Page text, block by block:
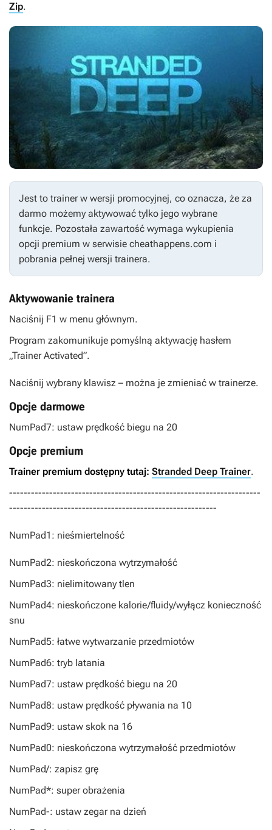
Zip.
Jest to trainer w wersji promocyjnej, co oznacza, że za
darmo możemy aktywować tylko jego wybrane
funkcje. Pozostała zawartość wymaga wykupienia
opcji premium w serwisie cheathappens.com i
pobrania pełnej wersji trainera.
Aktywowanie trainera
Naciśnij F1 w menu głównym.
Program zakomunikuje pomyślną aktywację hasłem
„Trainer Activated”.
Naciśnij wybrany klawisz – można je zmieniać w trainerze.
Opcje darmowe
NumPad7: ustaw prędkość biegu na 20
Opcje premium
Trainer premium dostępny tutaj: Stranded Deep Trainer.
---------------------------------------------------------------------
---------------------------------------------------------
NumPad1: nieśmiertelność
NumPad2: nieskończona wytrzymałość
NumPad3: nielimitowany tlen
NumPad4: nieskończone kalorie/fluidy/wyłącz konieczność
snu
NumPad5: łatwe wytwarzanie przedmiotów
NumPad6: tryb latania
NumPad7: ustaw prędkość biegu na 20
NumPad8: ustaw prędkość pływania na 10
NumPad9: ustaw skok na 16
NumPad0: nieskończona wytrzymałość przedmiotów
NumPad/: zapisz grę
NumPad*: super obrażenia
NumPad-: ustaw zegar na dzień